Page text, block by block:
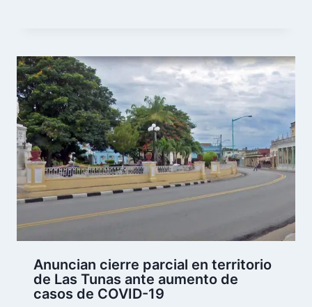
Anuncian cierre parcial en territorio
de Las Tunas ante aumento de
casos de COVID-19